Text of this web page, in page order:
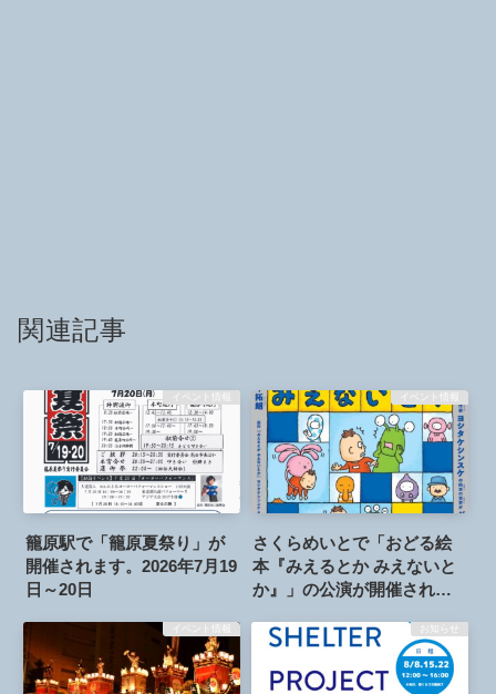
関連記事
イベント情報
籠原駅で「籠原夏祭り」が
開催されます。2026年7月19
日～20日
イベント情報
さくらめいとで「おどる絵
本『みえるとか みえないと
か』」の公演が開催されま
イベント情報 お知らせ